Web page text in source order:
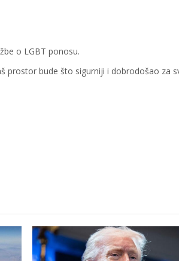
o LGBT ponosu.
prostor bude što sigurniji i dobrodošao za